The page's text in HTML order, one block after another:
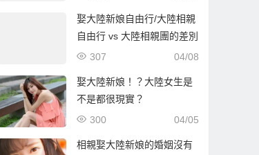
娶大陸新娘自由行/大陸相親
自由行 vs 大陸相親團的差別
04/08
307
娶大陸新娘！？大陸女生是
不是都很現實？
04/05
300
相親娶大陸新娘的婚姻沒有